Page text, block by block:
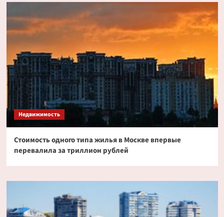
Недвижимость
Стоимость одного типа жилья в Москве впервые
перевалила за триллион рублей